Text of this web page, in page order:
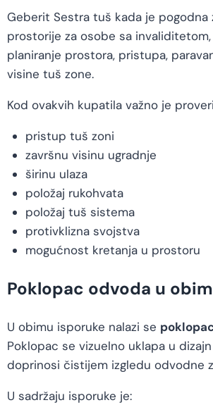
Geberit Sestra tuš kada je pogodna
prostorije za osobe sa
planiranje prostora, pristupa,
visine tuš zone.
Kod ovakvih kupatila važno je
pristup tuš zoni
završnu visinu ugradnje
širinu ulaza
položaj rukohvata
položaj tuš sistema
protivklizna svojstva
mogućnost kretanja u prostoru
Poklopac odvoda u
U obimu isporuke nalazi se
Poklopac se vizuelno uklapa u
doprinosi čistijem izgledu odvodne
U sadržaju isporuke je: